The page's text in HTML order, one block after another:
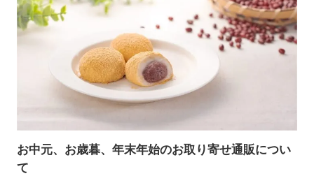
お中元、お歳暮、年末年始のお取り寄せ通販につい
て